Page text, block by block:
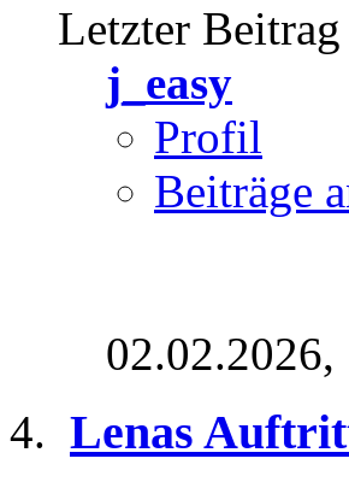
Letzter
j_easy
Profil
Beiträge
02.02.2026,
Lenas